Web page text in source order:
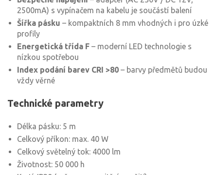
2500mA) s vypínačem na kabelu je součástí balení
Šířka pásku – kompaktních 8 mm vhodných i pro úzké
profily
Energetická třída F – moderní LED technologie s
nízkou spotřebou
Index podání barev CRI >80 – barvy předmětů budou
vždy věrné
Technické parametry
Délka pásku: 5 m
Celkový příkon: max. 40 W
Celkový světelný tok: 4000 lm
Životnost: 50 000 h